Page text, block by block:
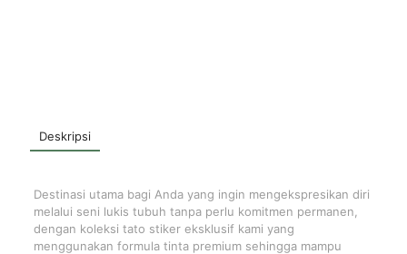
Deskripsi
Destinasi utama bagi Anda yang ingin mengekspresikan diri
melalui seni lukis tubuh tanpa perlu komitmen permanen,
dengan koleksi tato stiker eksklusif kami yang
menggunakan formula tinta premium sehingga mampu